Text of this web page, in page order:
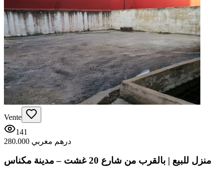
Vente
141
280.000 درهم مغربي
منزل للبيع | بالقرب من شارع 20 غشت – مدينة مكناس